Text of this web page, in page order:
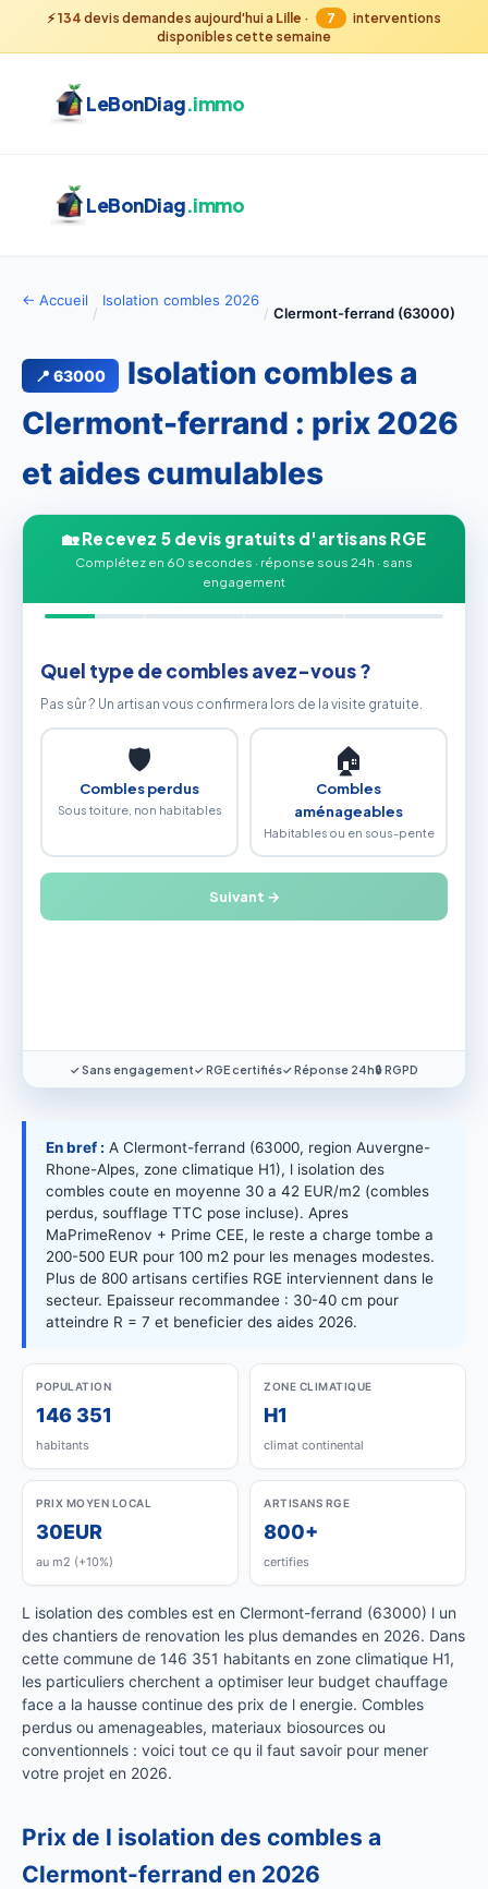
⚡134 devis demandes aujourd'hui a Lille · 7
interventions
disponibles cette semaine
LeBonDiag.immo
LeBonDiag.immo
← Accueil
/
Isolation combles 2026
/ Clermont-ferrand (63000)
📍 63000
Isolation combles a
Clermont-ferrand : prix 2026
et aides cumulables
🏡 Recevez 5 devis gratuits d'artisans RGE
Complétez en 60 secondes · réponse sous 24h · sans
engagement
Quel type de combles avez-vous ?
Pas sûr ? Un artisan vous confirmera lors de la visite gratuite.
🛡
Combles perdus
Sous toiture, non habitables
🏠
Combles
aménageables
Habitables ou en sous-pente
Suivant →
✓ Sans engagement✓ RGE certifiés✓ Réponse 24h🔒 RGPD
En bref : A Clermont-ferrand (63000, region Auvergne-
Rhone-Alpes, zone climatique H1), l isolation des
combles coute en moyenne 30 a 42 EUR/m2 (combles
perdus, soufflage TTC pose incluse). Apres
MaPrimeRenov + Prime CEE, le reste a charge tombe a
200-500 EUR pour 100 m2 pour les menages modestes.
Plus de 800 artisans certifies RGE interviennent dans le
secteur. Epaisseur recommandee : 30-40 cm pour
atteindre R = 7 et beneficier des aides 2026.
POPULATION
146 351
habitants
ZONE CLIMATIQUE
H1
climat continental
PRIX MOYEN LOCAL
30EUR
au m2 (+10%)
ARTISANS RGE
800+
certifies
L isolation des combles est en Clermont-ferrand (63000) l un
des chantiers de renovation les plus demandes en 2026. Dans
cette commune de 146 351 habitants en zone climatique H1,
les particuliers cherchent a optimiser leur budget chauffage
face a la hausse continue des prix de l energie. Combles
perdus ou amenageables, materiaux biosources ou
conventionnels : voici tout ce qu il faut savoir pour mener
votre projet en 2026.
Prix de l isolation des combles a
Clermont-ferrand en 2026